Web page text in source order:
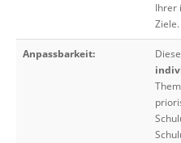
Ihrer
Ziele.
Anpassbarkeit: